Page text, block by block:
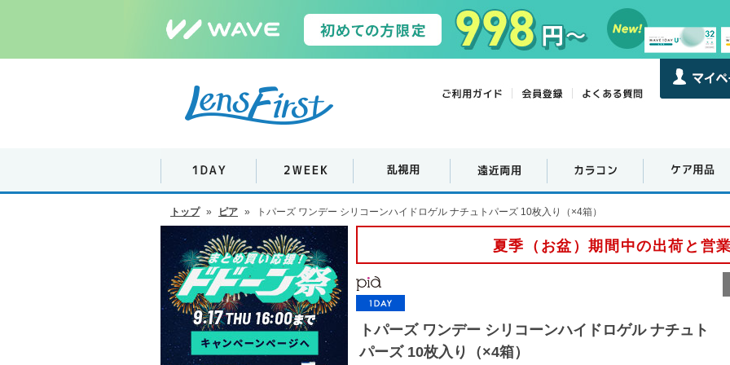
トップ » ピア » トパーズ ワンデー シリコーンハイドロゲル ナチュトパーズ 10枚入り（×4箱）
夏季（お盆）期間中の出荷と営
トパーズ ワンデー シリコーンハイドロゲル ナチュト
パーズ 10枚入り（×4箱）